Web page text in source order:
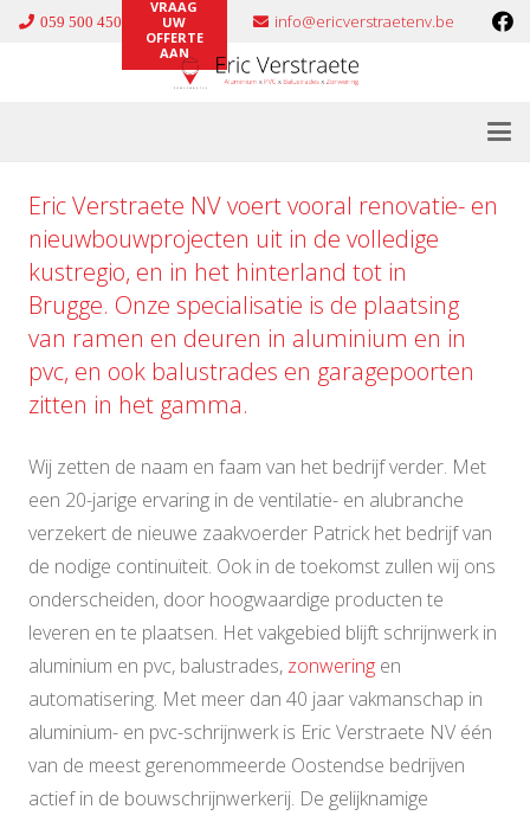
059 500 450
VRAAG
UW
OFFERTE
AAN
info@ericverstraetenv.be
Eric Verstraete NV voert vooral renovatie- en
nieuwbouwprojecten uit in de volledige
kustregio, en in het hinterland tot in
Brugge. Onze specialisatie is de plaatsing
van ramen en deuren in aluminium en in
pvc, en ook balustrades en garagepoorten
zitten in het gamma.
Wij zetten de naam en faam van het bedrijf verder. Met
een 20-jarige ervaring in de ventilatie- en alubranche
verzekert de nieuwe zaakvoerder Patrick het bedrijf van
de nodige continuïteit. Ook in de toekomst zullen wij ons
onderscheiden, door hoogwaardige producten te
leveren en te plaatsen. Het vakgebied blijft schrijnwerk in
aluminium en pvc, balustrades, zonwering en
automatisering. Met meer dan 40 jaar vakmanschap in
aluminium- en pvc-schrijnwerk is Eric Verstraete NV één
van de meest gerenommeerde Oostendse bedrijven
actief in de bouwschrijnwerkerij. De gelijknamige